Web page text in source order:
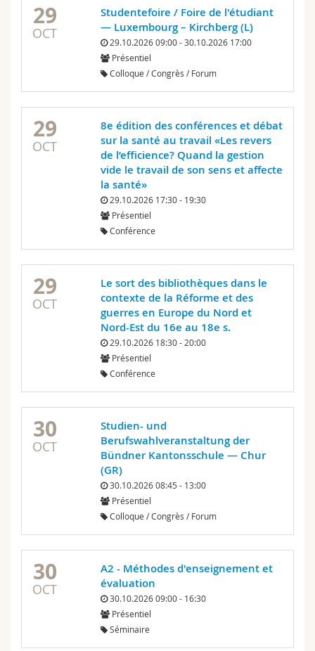
29
OCT
Studentefoire / Foire de l'étudiant
— Luxembourg – Kirchberg (L)
29.10.2026 09:00 - 30.10.2026 17:00
Présentiel
Colloque / Congrès / Forum
29
OCT
8e édition des conférences et débat
sur la santé au travail «Les revers
de l’efficience? Quand la gestion
vide le travail de son sens et affecte
la santé»
29.10.2026 17:30 - 19:30
Présentiel
Conférence
29
OCT
Le sort des bibliothèques dans le
contexte de la Réforme et des
guerres en Europe du Nord et
Nord-Est du 16e au 18e s.
29.10.2026 18:30 - 20:00
Présentiel
Conférence
30
OCT
Studien- und
Berufswahlveranstaltung der
Bündner Kantonsschule — Chur
(GR)
30.10.2026 08:45 - 13:00
Présentiel
Colloque / Congrès / Forum
30
OCT
A2 - Méthodes d'enseignement et
évaluation
30.10.2026 09:00 - 16:30
Présentiel
Séminaire